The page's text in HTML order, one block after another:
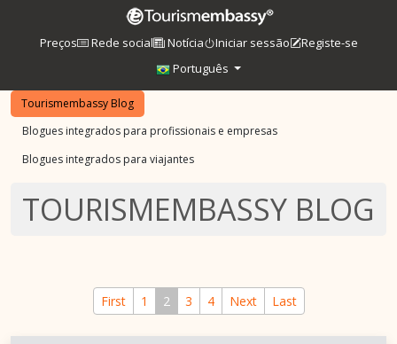
Preços Rede social Notícia Iniciar sessão
Registe-se
Português
Tourismembassy Blog
Blogues integrados para profissionais e empresas
Blogues integrados para viajantes
TOURISMEMBASSY BLOG
First 1 2 3 4 Next Last